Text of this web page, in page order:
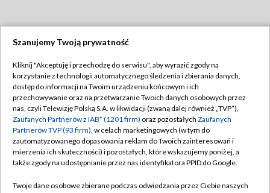
TVP
Abonament TVP
Emisja w TVP
Centrum informacji TVP
Naziemna Telewizja Cyfrowa
Regulamin TVP
Polityka prywatności
Moje zgody
Pomoc
Szanujemy Twoją prywatność
Kliknij "Akceptuję i przechodzę do serwisu", aby wyrazić zgody na
korzystanie z technologii automatycznego śledzenia i zbierania danych,
dostęp do informacji na Twoim urządzeniu końcowym i ich
przechowywanie oraz na przetwarzanie Twoich danych osobowych przez
nas, czyli Telewizję Polską S.A. w likwidacji (zwaną dalej również „TVP”),
Zaufanych Partnerów z IAB* (1201 firm) oraz pozostałych Zaufanych
Partnerów TVP (93 firm), w celach marketingowych (w tym do
zautomatyzowanego dopasowania reklam do Twoich zainteresowań i
mierzenia ich skuteczności) i pozostałych, które wskazujemy poniżej, a
także zgody na udostępnianie przez nas identyfikatora PPID do Google.
Twoje dane osobowe zbierane podczas odwiedzania przez Ciebie naszych